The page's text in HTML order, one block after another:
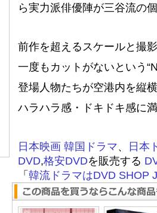
ら実力派俳優陣が三谷流の
前作を超えるスケールと撮
一度もカットがないという
登場人物たちが空港内を縦
ハラハラ感・ドキドキ感に
日本映画 韓国ドラマ、
日本
DVD,格安DVDを販売する
「 韓流ドラマはDVD SHOP